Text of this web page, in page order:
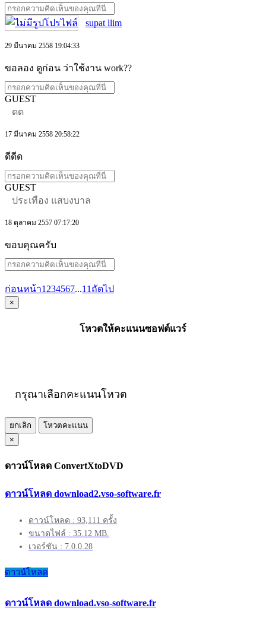
supat llim
29 มีนาคม 2558 19:04:33
ขอลอง ดูก่อน ว่าใช้งาน work??
GUEST
ดด
17 มีนาคม 2558 20:58:22
ดีดีด
GUEST
ประเทือง แสบงบาล
18 ตุลาคม 2557 07:17:20
ขอบคุณครับ
ก่อนหน้า1 234567...11 ถัดไป
×
โหวตให้คะแนนซอฟต์แวร์
กรุณาเลือกคะแนนโหวต
ยกเลิก
โหวตคะแนน
×
ดาวน์โหลด ConvertXtoDVD
ดาวน์โหลด download2.vso-software.fr
ดาวน์โหลด : 93,111 ครั้ง
ขนาดไฟล์ : 35.12 MB.
เวอร์ชัน : 7.0.0.28
ดาวน์โหลด
ดาวน์โหลด download.vso-software.fr